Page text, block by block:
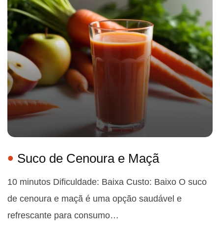
Suco de Cenoura e Maçã
10 minutos Dificuldade: Baixa Custo: Baixo O suco
de cenoura e maçã é uma opção saudável e
refrescante para consumo…